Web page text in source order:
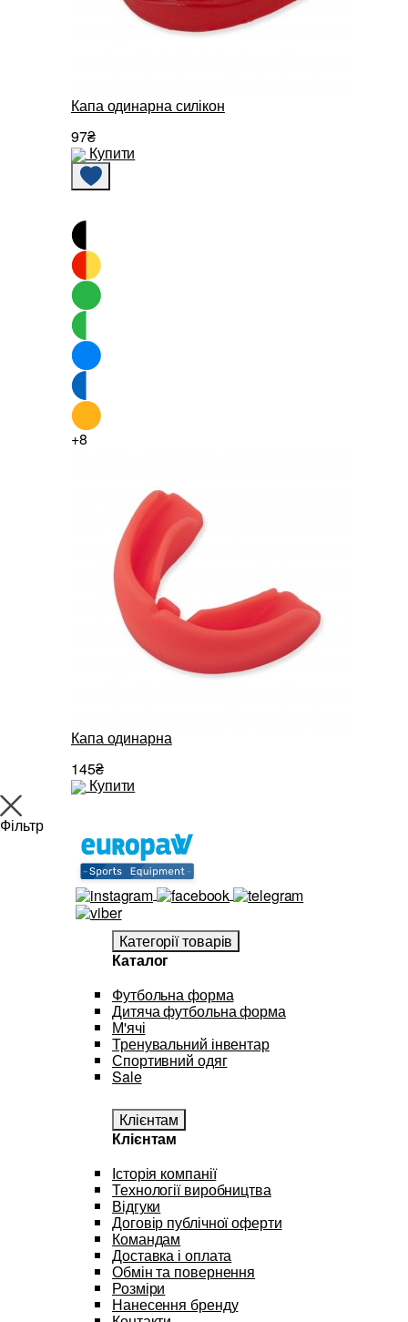
Капа одинарна силікон
97₴
Купити
+8
Капа одинарна
145₴
Купити
Фільтр
Категорії товарів
Каталог
Футбольна форма
Дитяча футбольна форма
М'ячі
Тренувальний інвентар
Спортивний одяг
Sale
Клієнтам
Клієнтам
Історія компанії
Технології виробництва
Відгуки
Договір публічної оферти
Командам
Доставка і оплата
Обмін та повернення
Розміри
Нанесення бренду